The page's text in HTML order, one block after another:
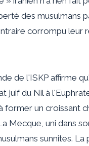
des musulmans
corrompu leur
de l'ISKP affirme
juif du Nil à
former un croissant
Mecque, uni dans
sunnites. La